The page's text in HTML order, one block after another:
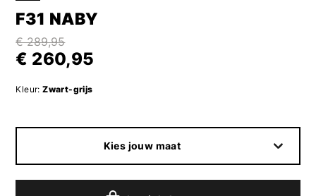
F31 NABY
€ 289,95
€ 260,95
Kleur: Zwart-grijs
Kies jouw maat